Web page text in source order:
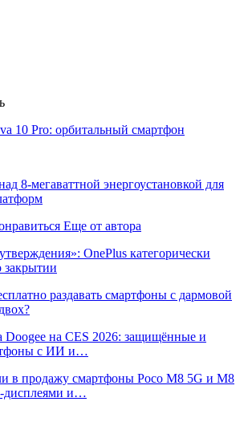
10 Pro: орбитальный смартфон
8-мегаваттной энергоустановкой для
Еще от автора
OnePlus категорически
закрытии
раздавать смартфоны с дармовой
Doogee на CES 2026: защищённые и
с ИИ и…
в продажу смартфоны Poco M8 5G и M8
дисплеями и…